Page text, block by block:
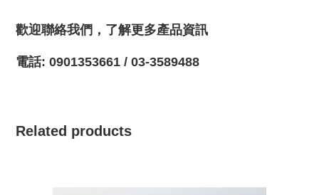
歡迎聯絡我們，了解更多產品資訊
電話: 0901353661 / 03-3589488
Related products